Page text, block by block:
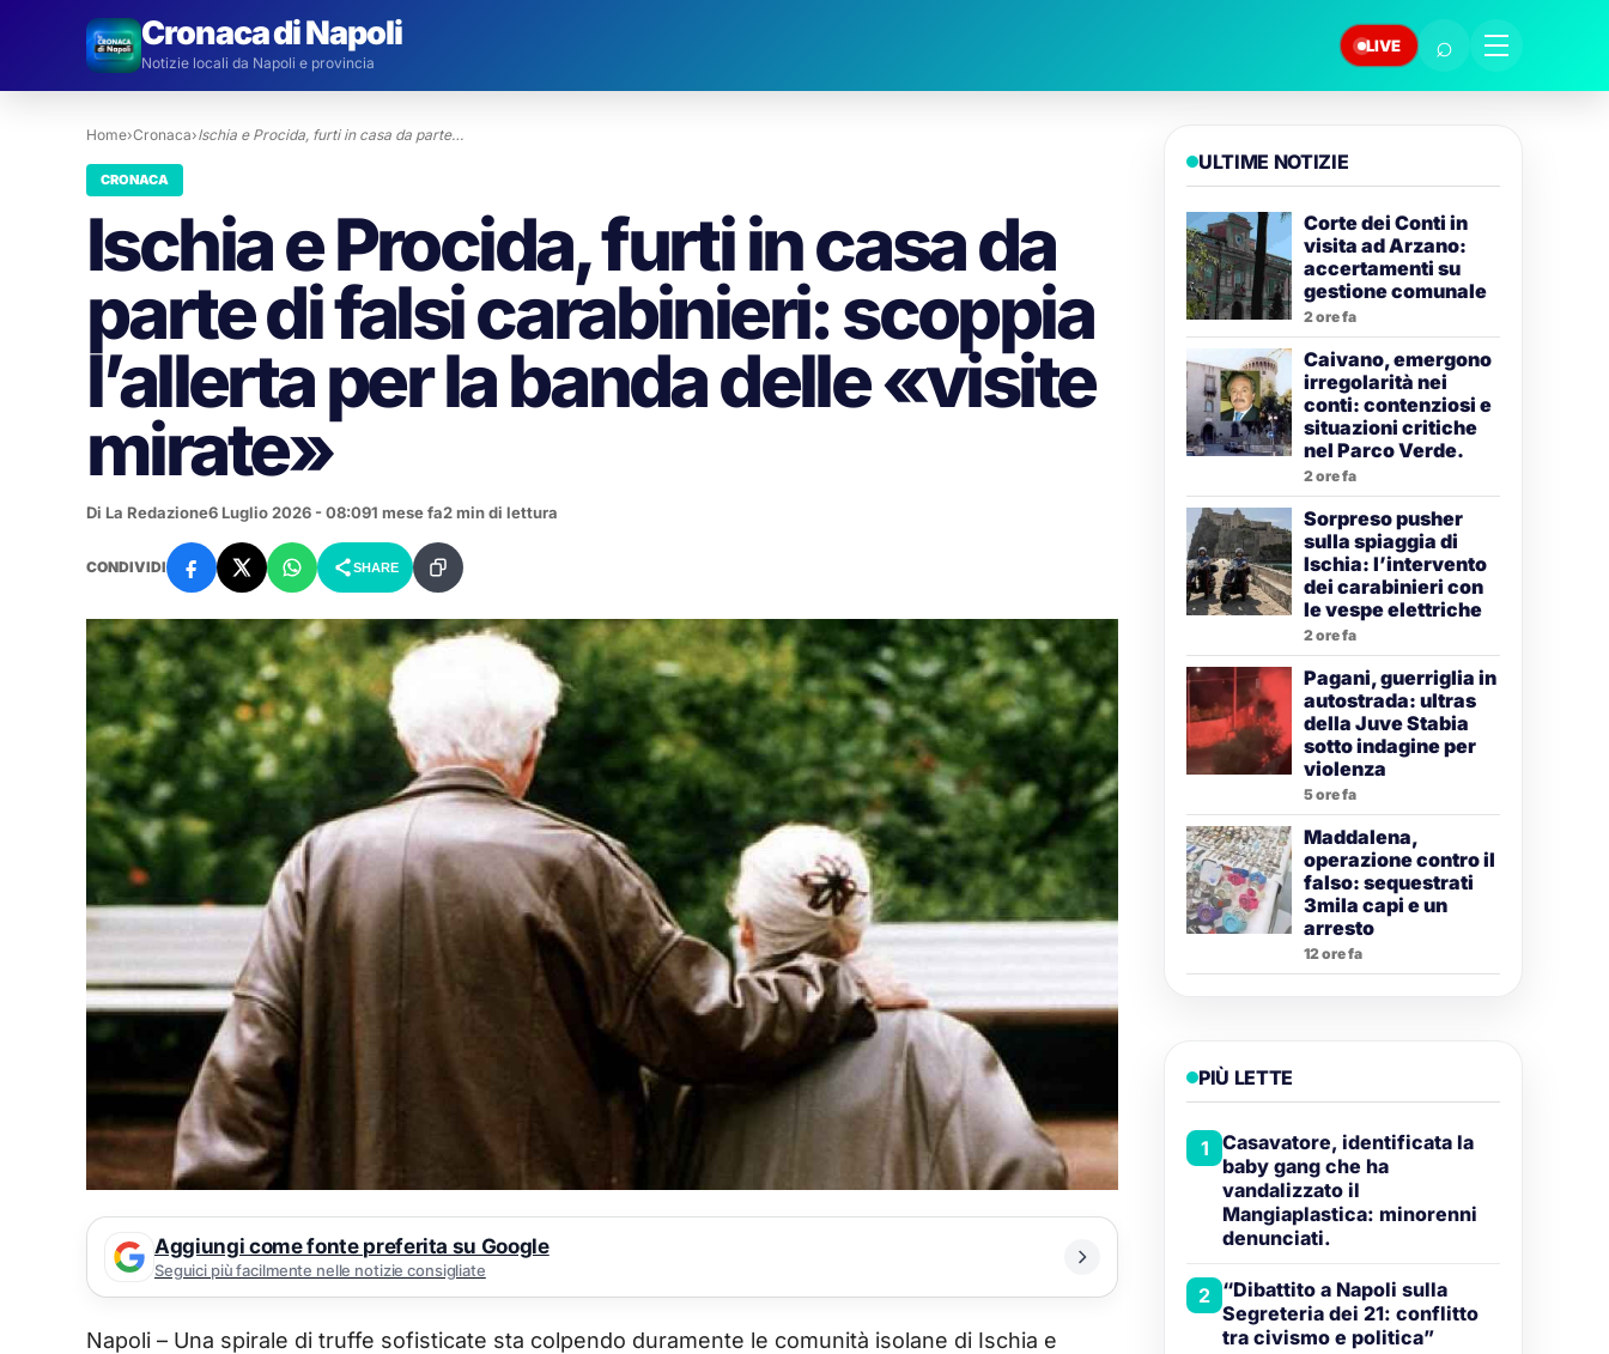
Cronaca di Napoli
Notizie locali da Napoli e provincia
LIVE ⌕
Home›Cronaca›Ischia e Procida, furti in casa da parte…
CRONACA
Ischia e Procida, furti in casa da
parte di falsi carabinieri: scoppia
l’allerta per la banda delle «visite
mirate»
Di La Redazione6 Luglio 2026 - 08:091 mese fa2 min di lettura
CONDIVIDI SHARE
Aggiungi come fonte preferita su Google
Seguici più facilmente nelle notizie consigliate
Napoli – Una spirale di truffe sofisticate sta colpendo duramente le comunità isolane di Ischia e
ULTIME NOTIZIE
Corte dei Conti in
visita ad Arzano:
accertamenti su
gestione comunale
2 ore fa
Caivano, emergono
irregolarità nei
conti: contenziosi e
situazioni critiche
nel Parco Verde.
2 ore fa
Sorpreso pusher
sulla spiaggia di
Ischia: l’intervento
dei carabinieri con
le vespe elettriche
2 ore fa
Pagani, guerriglia in
autostrada: ultras
della Juve Stabia
sotto indagine per
violenza
5 ore fa
Maddalena,
operazione contro il
falso: sequestrati
3mila capi e un
arresto
12 ore fa
PIÙ LETTE
1 Casavatore, identificata la
baby gang che ha
vandalizzato il
Mangiaplastica: minorenni
denunciati.
2 “Dibattito a Napoli sulla
Segreteria dei 21: conflitto
tra civismo e politica”